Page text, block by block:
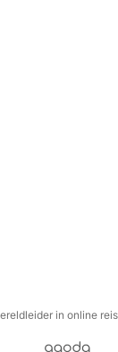
in online